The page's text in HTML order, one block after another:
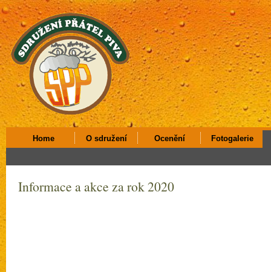
Home O sdružení Ocenění Fotogalerie
Informace a akce za rok 2020